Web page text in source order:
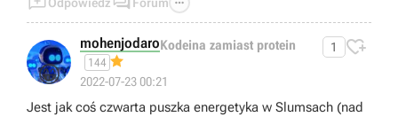
Odpowiedz Forum
😁
mohenjodaroKodeina zamiast protein
144
2022-07-23 00:21
1 
Jest jak coś czwarta puszka energetyka w Slumsach (nad